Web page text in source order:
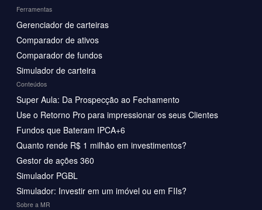
Ferramentas
Gerenciador de carteiras
Comparador de ativos
Comparador de fundos
Simulador de carteira
Conteúdos
Super Aula: Da Prospecção ao Fechamento
Use o Retorno Pro para impressionar os seus Clientes
Fundos que Bateram IPCA+6
Quanto rende R$ 1 milhão em investimentos?
Gestor de ações 360
Simulador PGBL
Simulador: Investir em um imóvel ou em FIIs?
Sobre a MR